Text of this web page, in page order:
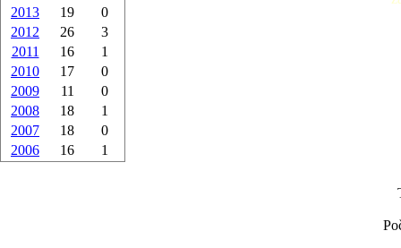
2013
19
0
2012
26
3
2011
16
1
2010
17
0
2009
11
0
2008
18
1
2007
18
0
2006
16 1